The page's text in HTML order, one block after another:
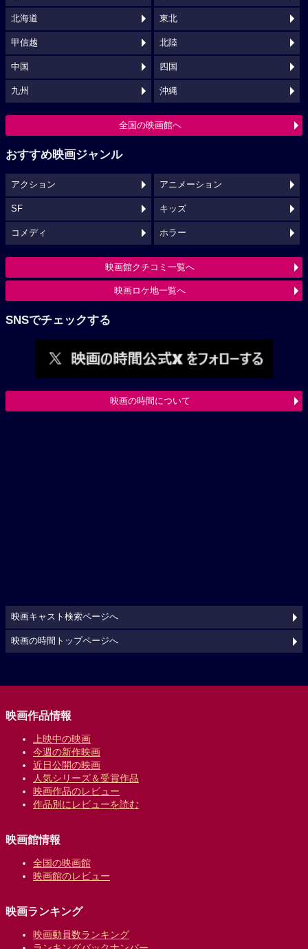
北海道 東北
甲信越 北陸
中国 四国
九州 沖縄
全国の映画館へ
おすすめ映画ジャンル
アクション アニメーション
SF キッズ
コメディ ホラー
映画館クチコミ一覧へ
映画ロケ地一覧へ
SNSでチェックする
映画の時間について
映画キャスト検索ページへ
映画の時間トップページへ
映画作品情報
上映中の映画
今週の新作映画
近日公開の映画
人気シリーズ＆受賞作品
映画作品のレビュー
作品別にレビューを読む
映画館情報
全国の映画館
映画館のレビュー
映画ランキング
映画動員数ランキング